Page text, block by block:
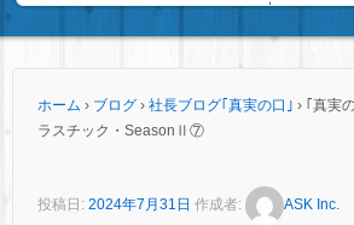
ホーム › ブログ › 社長ブログ｢真実の口｣ › ｢真実
ラスチック・SeasonⅡ⑦
投稿日: 2024年7月31日 作成者: ASK Inc.